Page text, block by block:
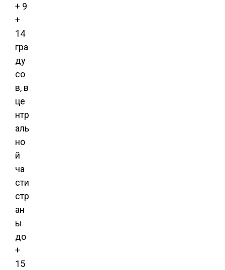
+ 9
+
14
гра
ду
со
в, в
це
нтр
аль
но
й
ча
сти
стр
ан
ы
до
+
15